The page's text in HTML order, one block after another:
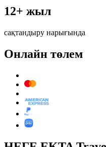
12+ жыл
сақтандыру нарығында
Онлайн төлем